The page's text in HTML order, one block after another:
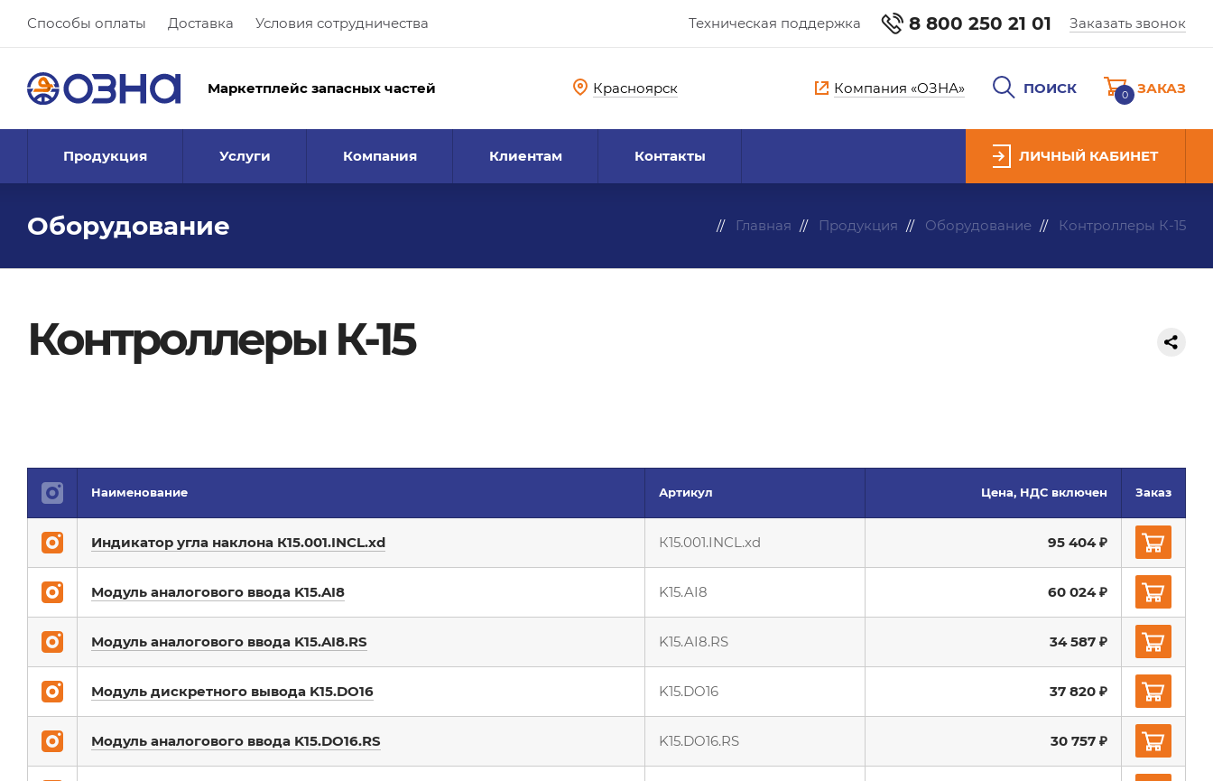
Способы оплаты Доставка Условия сотрудничества Техническая поддержка 8 800 250 21 01 Заказать звонок
Маркетплейс запасных частей Красноярск Компания «ОЗНА» ПОИСК 0 ЗАКАЗ
Продукция Услуги Компания Клиентам Контакты ЛИЧНЫЙ КАБИНЕТ
Оборудование Главная Продукция Оборудование Контроллеры К-15
Контроллеры К-15
Наименование Артикул Цена, НДС включен Заказ
Индикатор угла наклона К15.001.INCL.xd К15.001.INCL.xd 95 404 ₽
Модуль аналогового ввода K15.AI8 K15.AI8 60 024 ₽
Модуль аналогового ввода K15.AI8.RS K15.AI8.RS 34 587 ₽
Модуль дискретного вывода K15.DO16 K15.DO16 37 820 ₽
Модуль аналогового ввода K15.DO16.RS K15.DO16.RS 30 757 ₽